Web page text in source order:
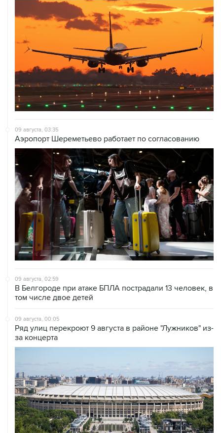
09 августа, 03:35
Аэропорт Шереметьево работает по согласованию
09 августа, 02:59
В Белгороде при атаке БПЛА пострадали 13 человек, в
том числе двое детей
09 августа, 00:05
Ряд улиц перекроют 9 августа в районе "Лужников" из-
за концерта